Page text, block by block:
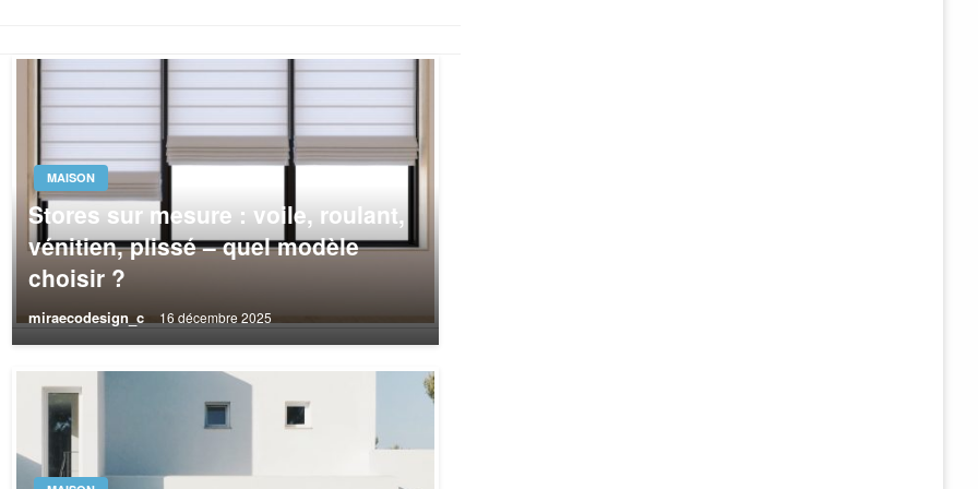
MAISON
Stores sur mesure : voile, roulant,
vénitien, plissé – quel modèle
choisir ?
miraecodesign_c 16 décembre 2025